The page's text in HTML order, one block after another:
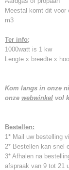
Meestal komt dit voor
m3
Ter info;
1000watt is 1 kw
Lengte x breedte x
Kom langs in onze
onze webwinkel vol
Bestellen:
1* Mail uw bestelling
2* Bestellen kan snel
3* Afhalen na
afspraak van 9 tot 21